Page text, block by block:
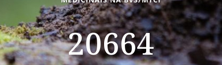
20664